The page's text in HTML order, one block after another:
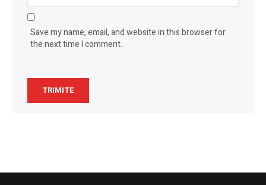
Save my name, email, and website in this browser for
the next time I comment.